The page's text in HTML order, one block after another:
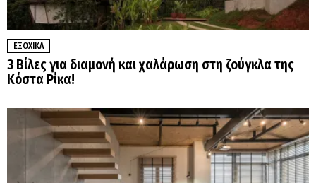
ΕΞΟΧΙΚΆ
3 Βίλες για διαμονή και χαλάρωση στη ζούγκλα της
Κόστα Ρίκα!